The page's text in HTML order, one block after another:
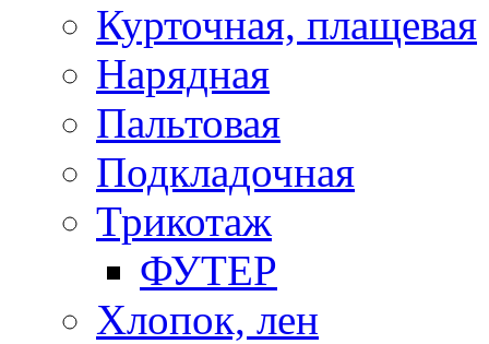
Курточная, плащевая
Нарядная
Пальтовая
Подкладочная
Трикотаж
ФУТЕР
Хлопок, лен